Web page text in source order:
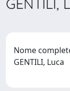
Nome
GENTILI, Luca